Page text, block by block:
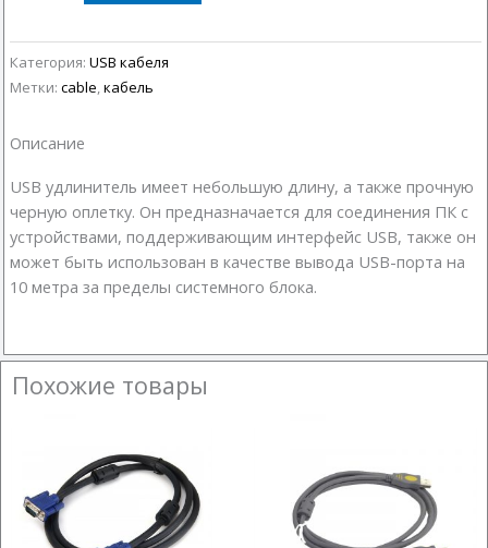
удлинитель
10
м
Категория: USB кабеля
Метки: cable,кабель
Описание
USB удлинитель имеет небольшую длину, а также прочную
черную оплетку. Он предназначается для соединения ПК с
устройствами, поддерживающим интерфейс USB, также он
может быть использован в качестве вывода USB-порта на
10 метра за пределы системного блока.
Похожие товары